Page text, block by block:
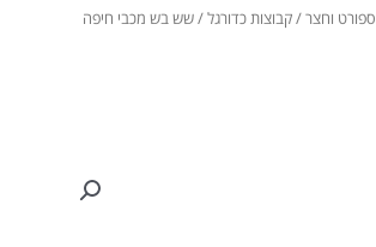
ספורט וחצר/קבוצות כדורגל/ שש בש מכבי חיפה